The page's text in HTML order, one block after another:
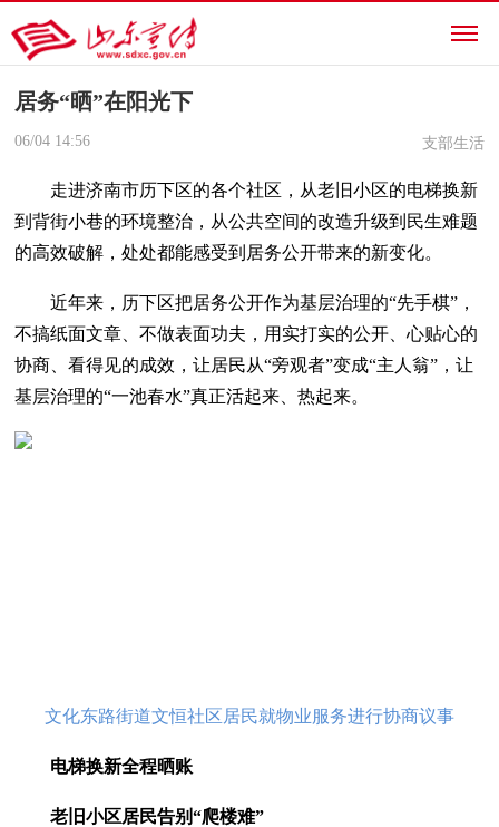
居务“晒”在阳光下
06/04 14:56 支部生活
走进济南市历下区的各个社区，从老旧小区的电梯换新
到背街小巷的环境整治，从公共空间的改造升级到民生难题
的高效破解，处处都能感受到居务公开带来的新变化。
近年来，历下区把居务公开作为基层治理的“先手棋”，
不搞纸面文章、不做表面功夫，用实打实的公开、心贴心的
协商、看得见的成效，让居民从“旁观者”变成“主人翁”，让
基层治理的“一池春水”真正活起来、热起来。
文化东路街道文恒社区居民就物业服务进行协商议事
电梯换新全程晒账
老旧小区居民告别“爬楼难”